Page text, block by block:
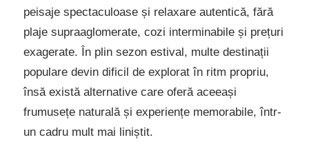
peisaje spectaculoase și relaxare autentică, fără
plaje supraaglomerate, cozi interminabile și prețuri
exagerate. În plin sezon estival, multe destinații
populare devin dificil de explorat în ritm propriu,
însă există alternative care oferă aceeași
frumusețe naturală și experiențe memorabile, într-
un cadru mult mai liniștit.